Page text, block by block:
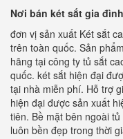
Nơi bán két sắt gia đình
đơn vị sản xuất Két sắt
trên toàn quốc. Sản
hãng tại công ty tủ sắt
quốc. két sắt hiện đại
tại nhà miễn phí. Hỗ trợ
hiện đại được sản xuất
tiên. Bề mặt bên ngoài
luôn bền đẹp trong thời